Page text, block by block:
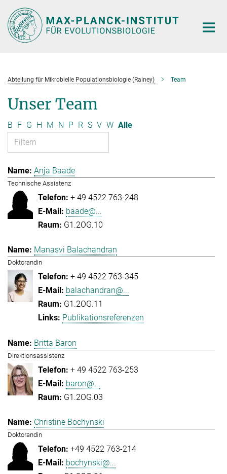
Hauptinhalt
Abteilung für Mikrobielle Populationsbiologie (Rainey) Team
Unser Team
B F G H M N P R S V W Alle
Anja Baade
Technische Assistenz
+ 49 4522 763-248
baade@...
G1.2OG.10
Manasvi Balachandran
Doktorandin
+ 49 4522 763-345
balachandran@...
G1.2OG.11
Publikationsreferenzen
Britta Baron
Direktionsassistenz
+ 49 4522 763-253
baron@...
G1.2OG.03
Christine Bochynski
Doktorandin
+49 4522 763-214
bochynski@...